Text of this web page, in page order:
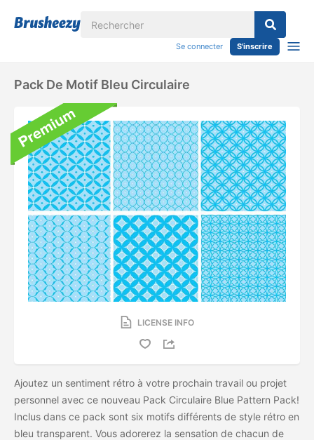
Se connecter S'inscrire
Pack De Motif Bleu Circulaire
LICENSE INFO
Ajoutez un sentiment rétro à votre prochain travail ou projet
personnel avec ce nouveau Pack Circulaire Blue Pattern Pack!
Inclus dans ce pack sont six motifs différents de style rétro en
bleu transparent. Vous adorerez la sensation de chacun de